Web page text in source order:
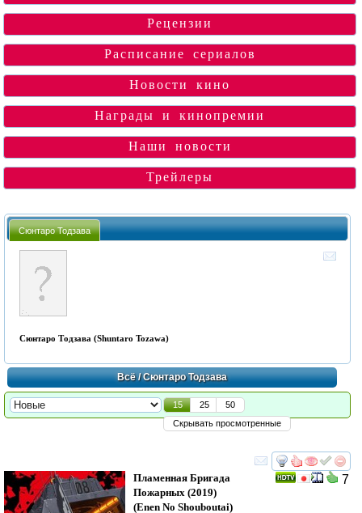
Рецензии
Расписание сериалов
Новости кино
Награды и кинопремии
Наши новости
Трейлеры
Сюнтаро Тодзава
Сюнтаро Тодзава (Shuntaro Tozawa)
Всё/ Сюнтаро Тодзава
15 25
50
Скрывать просмотренные
смотреть
7
Пламенная Бригада
Пожарных (2019)
(Enen No Shouboutai)